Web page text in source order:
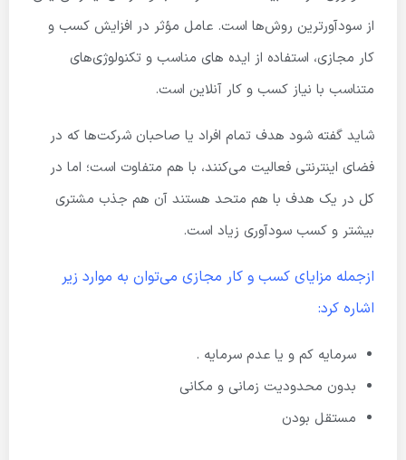
از سودآورترین روش‌ها است. عامل مؤثر در افزایش کسب و
کار مجازی، استفاده از ایده های مناسب و تکنولوژی‌های
متناسب با نیاز کسب و کار آنلاین است.
شاید گفته شود هدف تمام افراد یا صاحبان شرکت‌ها که در
فضای اینترنتی فعالیت می‌کنند، با هم متفاوت است؛ اما در
کل در یک هدف با هم متحد هستند آن هم جذب مشتری
بیشتر و کسب سودآوری زیاد است.
ازجمله مزایای کسب و کار مجازی می‌توان به موارد زیر
اشاره کرد:
سرمایه کم و یا عدم سرمایه .
بدون محدودیت زمانی و مکانی
مستقل بودن